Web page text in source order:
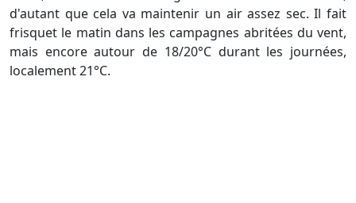
d'autant que cela va maintenir un air assez sec. Il fait
frisquet le matin dans les campagnes abritées du vent,
mais encore autour de 18/20°C durant les journées,
localement 21°C.